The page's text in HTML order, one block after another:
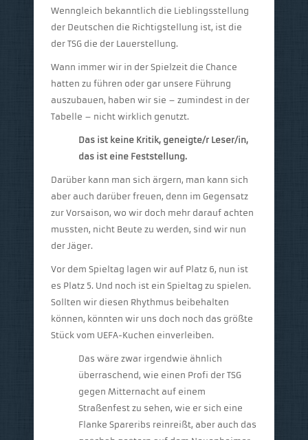
Wenngleich bekanntlich die Lieblingsstellung
der Deutschen die Richtigstellung ist, ist die
der TSG die der Lauerstellung.
Wann immer wir in der Spielzeit die Chance
hatten zu führen oder gar unsere Führung
auszubauen, haben wir sie – zumindest in der
Tabelle – nicht wirklich genutzt.
Das ist keine Kritik, geneigte/r Leser/in,
das ist eine Feststellung.
Darüber kann man sich ärgern, man kann sich
aber auch darüber freuen, denn im Gegensatz
zur Vorsaison, wo wir doch mehr darauf achten
mussten, nicht Beute zu werden, sind wir nun
der Jäger.
Vor dem Spieltag lagen wir auf Platz 6, nun ist
es Platz 5. Und noch ist ein Spieltag zu spielen.
Sollten wir diesen Rhythmus beibehalten
können, könnten wir uns doch noch das größte
Stück vom UEFA-Kuchen einverleiben.
Das wäre zwar irgendwie ähnlich
überraschend, wie einen Profi der TSG
gegen Mitternacht auf einem
Straßenfest zu sehen, wie er sich eine
Flanke Spareribs reinreißt, aber auch das